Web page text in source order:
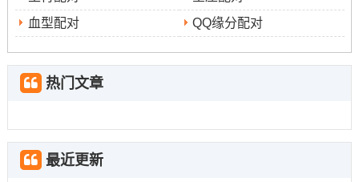
22
日
月
初
一
期
一
日,心
月狐
祀、理发
伐木、
纳畜
（15-17点）
9月
26
八
月
五
星 戊戌
血型配对
QQ缘分配对
热门文章
最近更新